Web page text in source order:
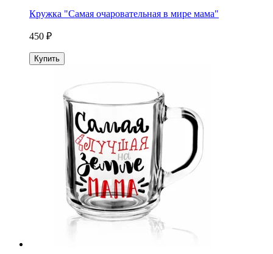
Кружка "Самая очаровательная в мире мама"
450 ₽
Купить